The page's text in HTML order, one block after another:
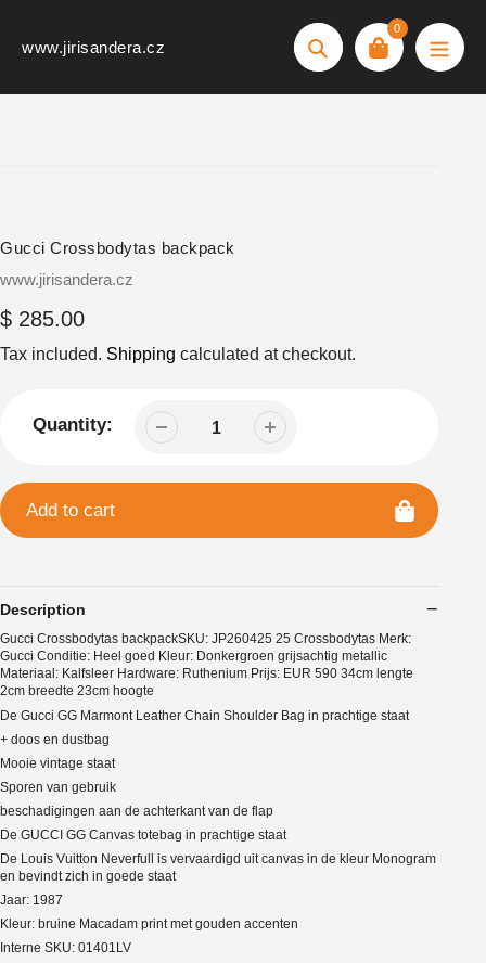
www.jirisandera.cz
Search
0
Gucci Crossbodytas backpack
Vendor
www.jirisandera.cz
Regular
price
$ 285.00
Tax included. Shipping calculated at checkout.
Quantity:
Add to cart
Description
Gucci Crossbodytas backpackSKU: JP260425 25 Crossbodytas Merk:
Gucci Conditie: Heel goed Kleur: Donkergroen grijsachtig metallic
Materiaal: Kalfsleer Hardware: Ruthenium Prijs: EUR 590 34cm lengte
2cm breedte 23cm hoogte
De Gucci GG Marmont Leather Chain Shoulder Bag in prachtige staat
+ doos en dustbag
Mooie vintage staat
Sporen van gebruik
beschadigingen aan de achterkant van de flap
De GUCCI GG Canvas totebag in prachtige staat
De Louis Vuitton Neverfull is vervaardigd uit canvas in de kleur Monogram
en bevindt zich in goede staat
Jaar: 1987
Kleur: bruine Macadam print met gouden accenten
Interne SKU: 01401LV